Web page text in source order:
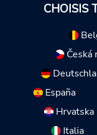
CHOISIS
Česká
España
Hrvatska
Italia